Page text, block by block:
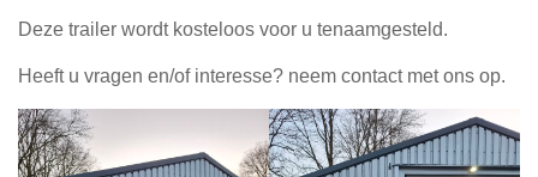
Deze trailer wordt kosteloos voor u tenaamgesteld.
Heeft u vragen en/of interesse? neem contact met ons op.